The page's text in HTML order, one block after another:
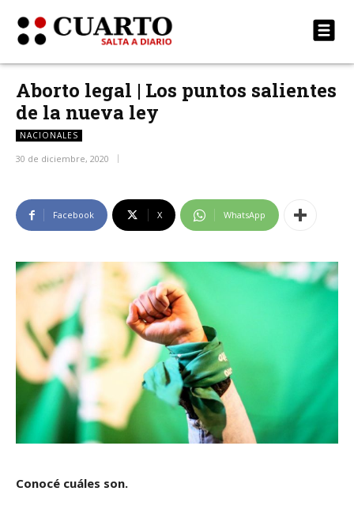
Aborto legal | Los puntos salientes
de la nueva ley
NACIONALES
30 de diciembre, 2020
Facebook X WhatsApp
Conocé cuáles son.